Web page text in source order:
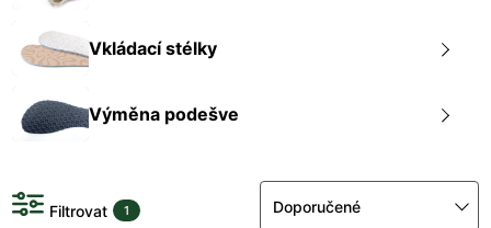
Vkládací stélky
Výměna podešve
Filtrovat 1 Doporučené